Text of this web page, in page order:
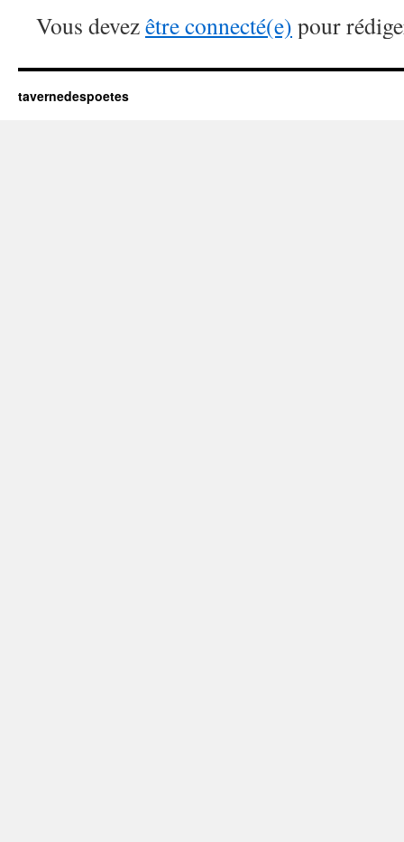
Vous devezêtre connecté(e) pour
tavernedespoetes